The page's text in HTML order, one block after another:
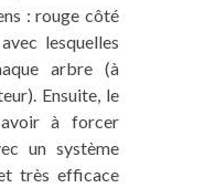
: rouge côté
lesquelles
arbre (à
Ensuite, le
à forcer
un système
très efficace